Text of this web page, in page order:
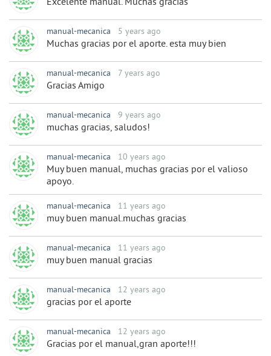
Excelente manual. Muchas gracias
manual-mecanica 5 years ago
Muchas gracias por el aporte. esta muy bien
manual-mecanica 7 years ago
Gracias Amigo
manual-mecanica 9 years ago
muchas gracias, saludos!
manual-mecanica 10 years ago
Muy buen manual, muchas gracias por el valioso
apoyo.
manual-mecanica 11 years ago
muy buen manual.muchas gracias
manual-mecanica 11 years ago
muy buen manual gracias
manual-mecanica 12 years ago
gracias por el aporte
manual-mecanica 12 years ago
Gracias por el manual,gran aporte!!!